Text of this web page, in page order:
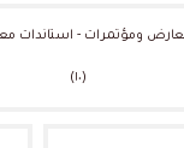
ومؤتمرات - استاندات
(١٠)